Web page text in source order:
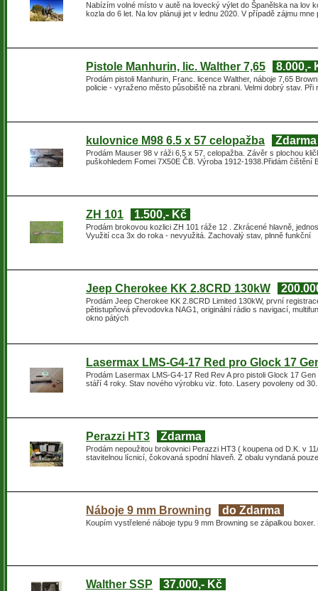
Nabízím volné místo v autě na lovecký výlet do Španělska na lov
kozla do 6 let. Na lov plánuji jet v lednu 2020. V případě zájmu
Pistole Manhurin, lic. Walther 7,65 8.000,-
Prodám pistoli Manhurin, Franc. licence Walther, náboje 7,65
policie - vyraženo město působiště na zbrani. Velmi dobrý stav. Při
kulovnice M98 6.5 x 57 celopažba Zdarma
Prodám Mauser 98 v ráži 6,5 x 57, celopažba. Závěr s plochou
puškohledem Fomei 7X50E ČB. Výroba 1912-1938.Přidám čištění
ZH 101 1.500,- Kč
Prodám brokovou kozlici ZH 101 ráže 12 . Zkrácené hlavně,
Využití cca 3x do roka - nevyužitá. Zachovalý stav, plnně funkční
Jeep Cherokee KK 2.8CRD 130kW
Prodám Jeep Cherokee KK 2.8CRD Limited 130kW, první
pětistupňová převodovka NAG1, originální rádio s navigací,
okno pátých
Lasermax LMS-G4-17 Red pro Glock 17
Prodám Lasermax LMS-G4-17 Red Rev A pro pistoli Glock 17
stáří 4 roky. Stav nového výrobku viz. foto. Lasery povoleny od
Perazzi HT3 Zdarma
Prodám nepoužitou brokovnici Perazzi HT3 ( koupena od D.K. v
stavitelnou lícnicí, čokovaná spodní hlaveň. Z obalu vyndaná
Náboje 9 mm Browning do Zdarma
Koupím vystřelené náboje typu 9 mm Browning se zápalkou
Walther SSP 37.000,- Kč